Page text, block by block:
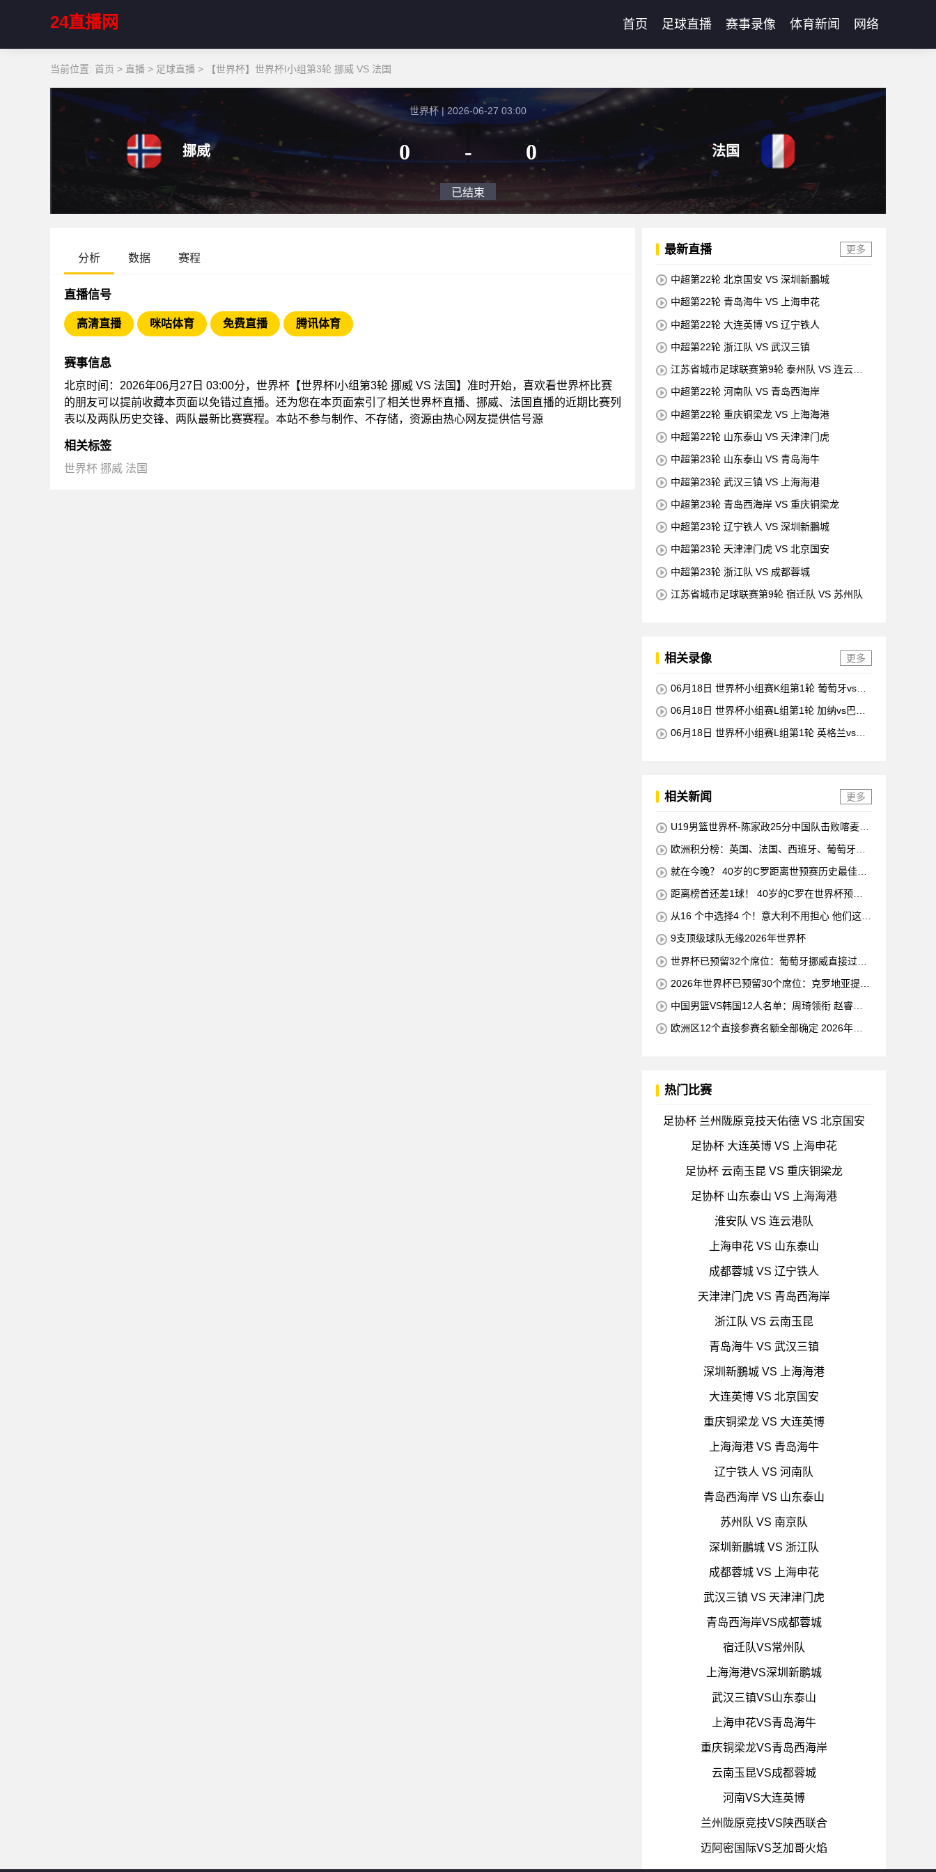
24直播网 首页 足球直播 赛事录像 体育新闻 网络
当前位置: 首页 > 直播 > 足球直播 > 【世界杯】世界杯I小组第3轮 挪威 VS 法国
挪威
世界杯 | 2026-06-27 03:00
0 - 0
已结束
法国
分析 数据 赛程
直播信号
高清直播 咪咕体育 免费直播 腾讯体育
赛事信息
北京时间：2026年06月27日 03:00分，世界杯【世界杯I小组第3轮 挪威 VS 法国】准时开始，喜欢看世界杯比赛
的朋友可以提前收藏本页面以免错过直播。还为您在本页面索引了相关世界杯直播、挪威、法国直播的近期比赛列
表以及两队历史交锋、两队最新比赛赛程。本站不参与制作、不存储，资源由热心网友提供信号源
相关标签
世界杯 挪威 法国
最新直播 更多
中超第22轮 北京国安 VS 深圳新鵬城
中超第22轮 青岛海牛 VS 上海申花
中超第22轮 大连英博 VS 辽宁铁人
中超第22轮 浙江队 VS 武汉三镇
江苏省城市足球联赛第9轮 泰州队 VS 连云港
中超第22轮 河南队 VS 青岛西海岸
中超第22轮 重庆铜梁龙 VS 上海海港
中超第22轮 山东泰山 VS 天津津门虎
中超第23轮 山东泰山 VS 青岛海牛
中超第23轮 武汉三镇 VS 上海海港
中超第23轮 青岛西海岸 VS 重庆铜梁龙
中超第23轮 辽宁铁人 VS 深圳新鵬城
中超第23轮 天津津门虎 VS 北京国安
中超第23轮 浙江队 VS 成都蓉城
江苏省城市足球联赛第9轮 宿迁队 VS 苏州队
相关录像 更多
06月18日 世界杯小组赛K组第1轮 葡萄牙vs民
06月18日 世界杯小组赛L组第1轮 加纳vs巴拿
06月18日 世界杯小组赛L组第1轮 英格兰vs克
相关新闻 更多
U19男篮世界杯-陈家政25分中国队击败喀麦隆
欧洲积分榜：英国、法国、西班牙、葡萄牙状
就在今晚？ 40岁的C罗距离世预赛历史最佳射
录
距离榜首还差1球！ 40岁的C罗在世界杯预赛
将成为历史最佳射手
从16 个中选择4 个！意大利不用担心 他们这次
9支顶级球队无缘2026年世界杯
世界杯已预留32个席位：葡萄牙挪威直接过关
2026年世界杯已预留30个席位：克罗地亚提前
中国男篮VS韩国12人名单：周琦领衔 赵睿缺
欧洲区12个直接参赛名额全部确定 2026年世
热门比赛
足协杯 兰州陇原竞技天佑德 VS 北京国安
足协杯 大连英博 VS 上海申花
足协杯 云南玉昆 VS 重庆铜梁龙
足协杯 山东泰山 VS 上海海港
淮安队 VS 连云港队
上海申花 VS 山东泰山
成都蓉城 VS 辽宁铁人
天津津门虎 VS 青岛西海岸
浙江队 VS 云南玉昆
青岛海牛 VS 武汉三镇
深圳新鵬城 VS 上海海港
大连英博 VS 北京国安
重庆铜梁龙 VS 大连英博
上海海港 VS 青岛海牛
辽宁铁人 VS 河南队
青岛西海岸 VS 山东泰山
苏州队 VS 南京队
深圳新鵬城 VS 浙江队
成都蓉城 VS 上海申花
武汉三镇 VS 天津津门虎
青岛西海岸VS成都蓉城
宿迁队VS常州队
上海海港VS深圳新鹏城
武汉三镇VS山东泰山
上海申花VS青岛海牛
重庆铜梁龙VS青岛西海岸
云南玉昆VS成都蓉城
河南VS大连英博
兰州陇原竞技VS陕西联合
迈阿密国际VS芝加哥火焰